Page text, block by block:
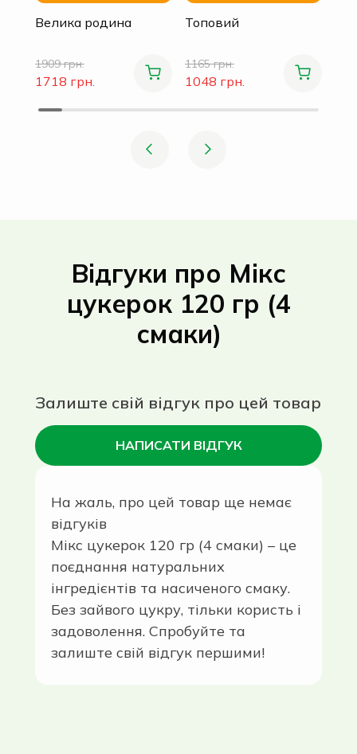
Велика родина
1909 грн.
1718 грн.
Топовий
1165 грн.
1048 грн.
Відгуки про Мікс
цукерок 120 гр (4
смаки)
Залиште свій відгук про цей товар
НАПИСАТИ ВІДГУК
На жаль, про цей товар ще немає
відгуків
Мікс цукерок 120 гр (4 смаки) – це
поєднання натуральних
інгредієнтів та насиченого смаку.
Без зайвого цукру, тільки користь і
задоволення. Спробуйте та
залиште свій відгук першими!